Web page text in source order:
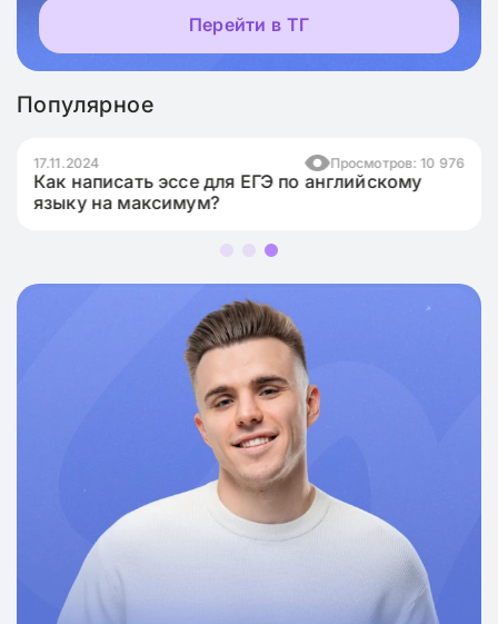
Перейти в ТГ
Популярное
17.11.2024 Просмотров: 10 976
Как написать эссе для ЕГЭ по английскому
языку на максимум?